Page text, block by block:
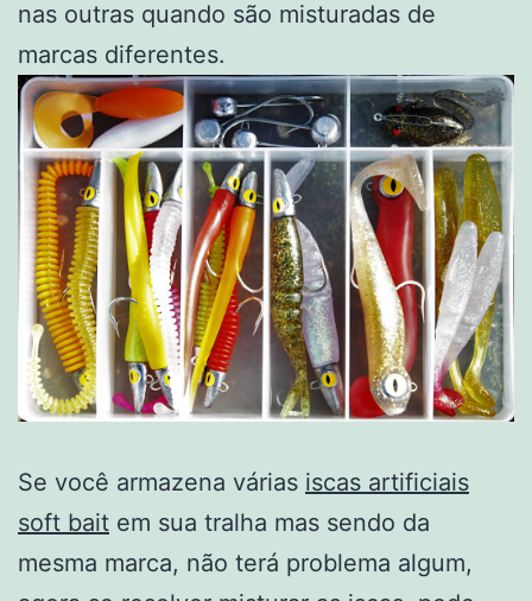
nas outras quando são misturadas de
marcas diferentes.
Se você armazena várias iscas artificiais
soft bait em sua tralha mas sendo da
mesma marca, não terá problema algum,